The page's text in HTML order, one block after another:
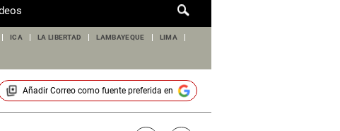
de
ICA LA LIBERTAD LAMBAYEQUE LIMA
Añadir Correocomo fuente preferida en